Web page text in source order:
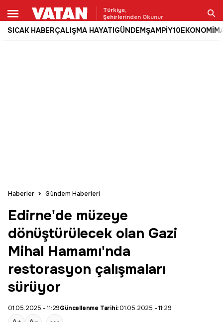
Türkiye,
Şehirlerinden Okunur
SICAK HABERÇALIŞMA HAYATIGÜNDEMŞAMPİY10EKONOMİ
Ara
Haberler Gündem Haberleri
Edirne'de müzeye
dönüştürülecek olan Gazi
Mihal Hamamı'nda
restorasyon çalışmaları
sürüyor
01.05.2025 - 11:29Güncellenme Tarihi:01.05.2025 - 11:29